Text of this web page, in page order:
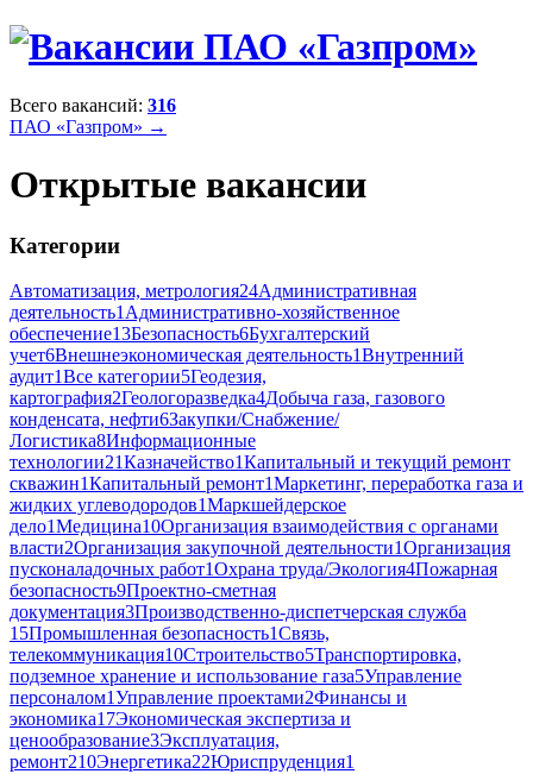
Всего вакансий: 316
ПАО «Газпром» →
Открытые вакансии
Категории
Автоматизация, метрология24Административная
деятельность1Административно-хозяйственное
обеспечение13Безопасность6Бухгалтерский
учет6Внешнеэкономическая деятельность1Внутренний
аудит1Все категории5Геодезия,
картография2Геологоразведка4Добыча газа, газового
конденсата, нефти6Закупки/Снабжение/
Логистика8Информационные
технологии21Казначейство1Капитальный и текущий ремонт
скважин1Капитальный ремонт1Маркетинг, переработка газа и
жидких углеводородов1Маркшейдерское
дело1Медицина10Организация взаимодействия с органами
власти2Организация закупочной деятельности1Организация
пусконаладочных работ1Охрана труда/Экология4Пожарная
безопасность9Проектно-сметная
документация3Производственно-диспетчерская служба
15Промышленная безопасность1Связь,
телекоммуникация10Строительство5Транспортировка,
подземное хранение и использование газа5Управление
персоналом1Управление проектами2Финансы и
экономика17Экономическая экспертиза и
ценообразование3Эксплуатация,
ремонт210Энергетика22Юриспруденция1